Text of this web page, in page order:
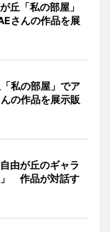
丘「私の部屋」
さんの作品を展
私の部屋」でア
の作品を展示販
由が丘のギャラ
」 作品が対話す